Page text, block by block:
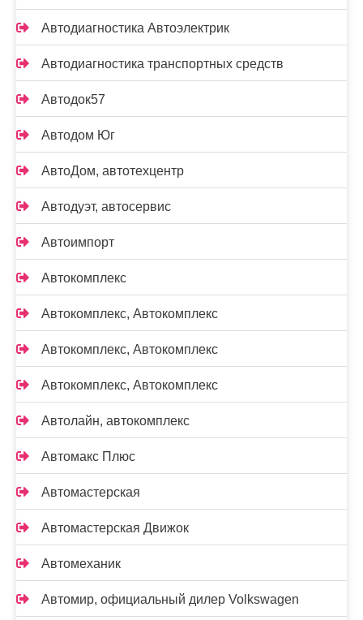
Автодиагностика Автоэлектрик
Автодиагностика транспортных средств
Автодок57
Автодом Юг
АвтоДом, автотехцентр
Автодуэт, автосервис
Автоимпорт
Автокомплекс
Автокомплекс, Автокомплекс
Автокомплекс, Автокомплекс
Автокомплекс, Автокомплекс
Автолайн, автокомплекс
Автомакс Плюс
Автомастерская
Автомастерская Движок
Автомеханик
Автомир, официальный дилер Volkswagen